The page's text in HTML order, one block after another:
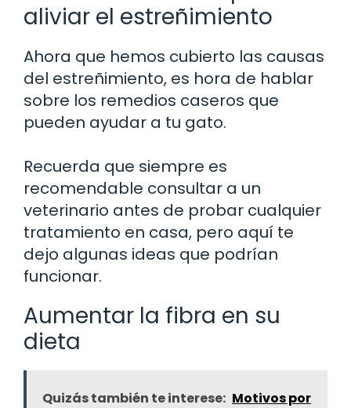
aliviar el estreñimiento
Ahora que hemos cubierto las causas
del estreñimiento, es hora de hablar
sobre los remedios caseros que
pueden ayudar a tu gato.
Recuerda que siempre es
recomendable consultar a un
veterinario antes de probar cualquier
tratamiento en casa, pero aquí te
dejo algunas ideas que podrían
funcionar.
Aumentar la fibra en su
dieta
Quizás también te interese: Motivos por